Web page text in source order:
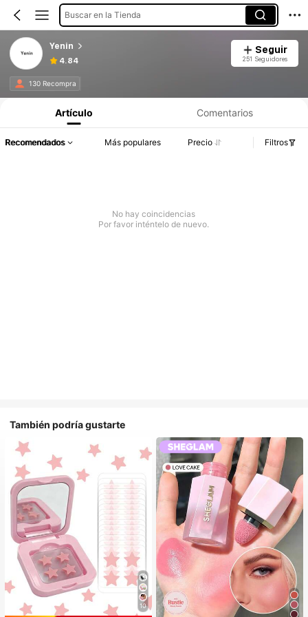
Buscar en la Tienda
Yenin
4.84
Seguir
251 Seguidores
130 Recompra
Artículo Comentarios
Recomendados Más populares Precio Filtros
No hay coincidencias
Por favor inténtelo de nuevo.
También podría gustarte
10